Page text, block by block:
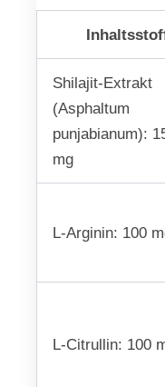
Shilajit-Extrakt
(Asphaltum
punjabianum):
mg
L-Arginin: 100
L-Citrullin: 100